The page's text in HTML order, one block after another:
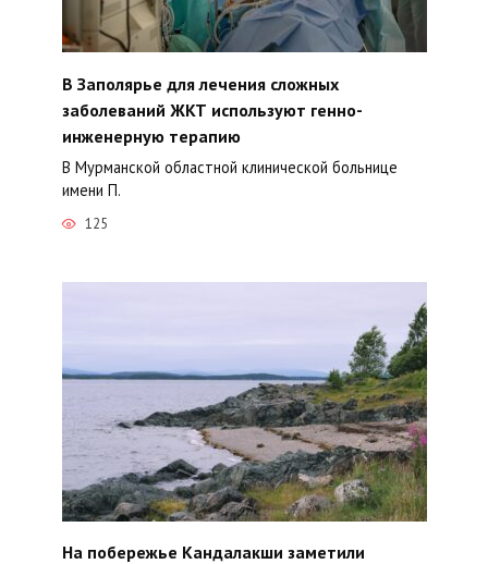
В Заполярье для лечения сложных
заболеваний ЖКТ используют генно-
инженерную терапию
В Мурманской областной клинической больнице
имени П.
125
На побережье Кандалакши заметили